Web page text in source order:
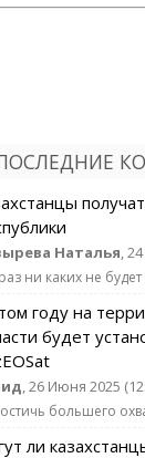
Наталья,
ни каких не будет
году на
будет
, 26 Июня 2025
большего
ли